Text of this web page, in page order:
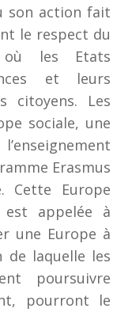
son action fait
le respect du
où les Etats
et leurs
citoyens. Les
sociale, une
Erasmus
Cette Europe
est appelée à
une Europe à
de laquelle les
poursuivre
pourront le